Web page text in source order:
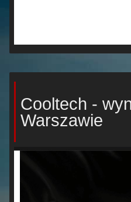
Cooltech -
Warszawie